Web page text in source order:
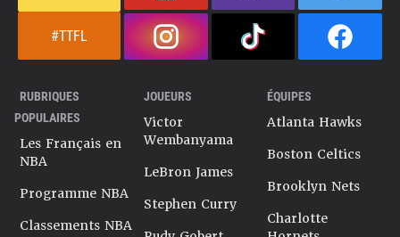
#TTFL
RUBRIQUES
POPULAIRES
Les Français en
NBA
Programme NBA
Classements NBA
JOUEURS
Victor
Wembanyama
LeBron James
Stephen Curry
ÉQUIPES
Atlanta Hawks
Boston Celtics
Brooklyn Nets
Charlotte